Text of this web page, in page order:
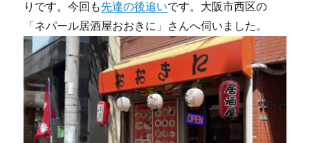
りです。今回も先達の後追いです。大阪市西区の
「ネパール居酒屋おおきに」さんへ伺いました。